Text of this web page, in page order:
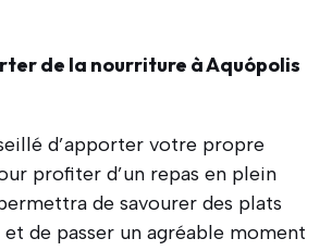
de la nourriture à Aquópolis
d’apporter votre propre
profiter d’un repas en plein
de savourer des plats
de passer un agréable moment